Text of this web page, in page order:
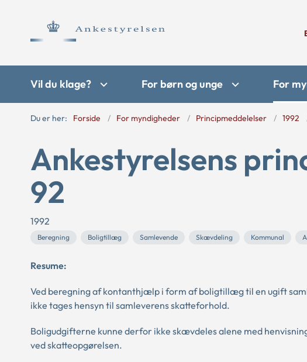
Vil du klage? For børn og unge For
Du er her: Forside For myndigheder Principmeddelelser 1992
Ankestyrelsens
92
1992
Beregning Boligtillæg Samlevende Skævdeling Kommunal
Resume:
Ved beregning af kontanthjælp i form af boligtillæg til en ugift
ikke tages hensyn til samleverens skatteforhold.
Boligudgifterne kunne derfor ikke skævdeles alene med
ved skatteopgørelsen.